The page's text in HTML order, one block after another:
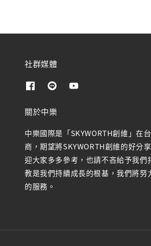
社群媒體
關於中樂
中樂國際是「SKYWORTH創維」在
商，期望將SKYWORTH創維的好分
迎大家多多參考，也請不吝給予我們
教是我們持續成長的根基，我們將努
的服務。